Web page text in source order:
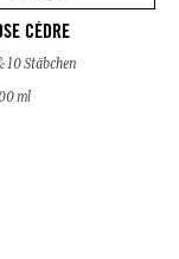
CÈDRE
10 Stäbchen
ml